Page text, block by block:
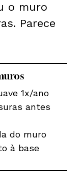
o muro
Parece
1x/ano
antes
do muro
à base